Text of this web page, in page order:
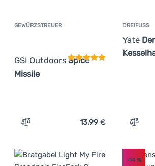
GEWÜRZSTREUER
GSI OutdoorsSpice
Missile
Kundenbewertung
Zum Vergleich 'Gewürzstreuer GSI
13,99 €
DREIFUSS
Yate
Zum
-14%